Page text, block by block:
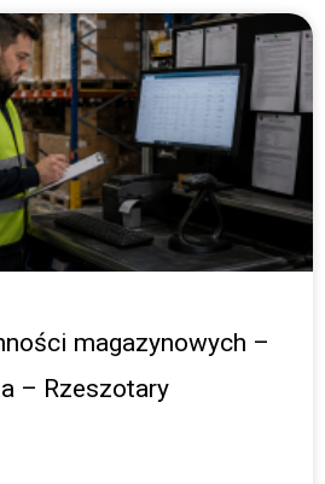
magazynowych –
– Rzeszotary